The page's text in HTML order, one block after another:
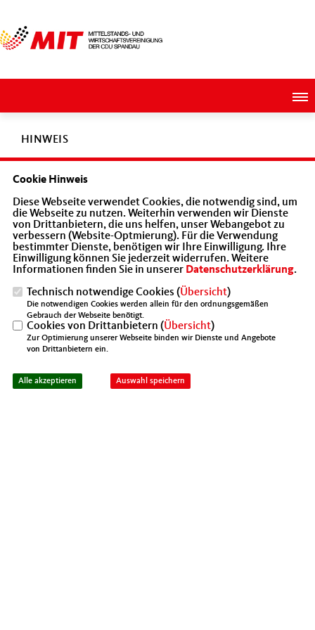
HINWEIS
Angebot nicht.
Stimme der Wirtschaft mit der sozialen Marktwirtschaft als
klares Leitbild
IMPRESSUM DATENSCHUTZ
Mittelstands- und Wirtschaftsunion Berlin
Cookie Hinweis
Diese Webseite verwendet Cookies, die notwendig sind, um
die Webseite zu nutzen. Weiterhin verwenden wir Dienste
von Drittanbietern, die uns helfen, unser Webangebot zu
verbessern (Website-Optmierung). Für die Verwendung
bestimmter Dienste, benötigen wir Ihre Einwilligung. Ihre
Einwilligung können Sie jederzeit widerrufen. Weitere
Informationen finden Sie in unserer Datenschutzerklärung.
Technisch notwendige Cookies (Übersicht)
Die notwendigen Cookies werden allein für den ordnungsgemäßen
Gebrauch der Webseite benötigt.
Cookies von Drittanbietern (Übersicht)
Zur Optimierung unserer Webseite binden wir Dienste und Angebote
von Drittanbietern ein.
Alle akzeptieren Auswahl speichern